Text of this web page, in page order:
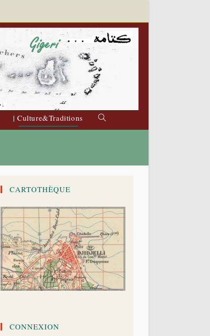
| Culture&Traditions
Toggle
CARTOTHÈQUE
CONNEXION